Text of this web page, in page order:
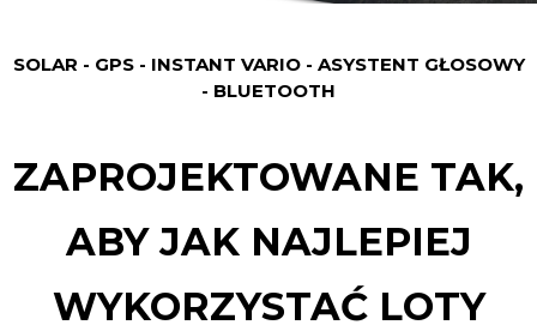
SOLAR - GPS - INSTANT VARIO - ASYSTENT GŁOSOWY
- BLUETOOTH
ZAPROJEKTOWANE TAK,
ABY JAK NAJLEPIEJ
WYKORZYSTAĆ LOTY